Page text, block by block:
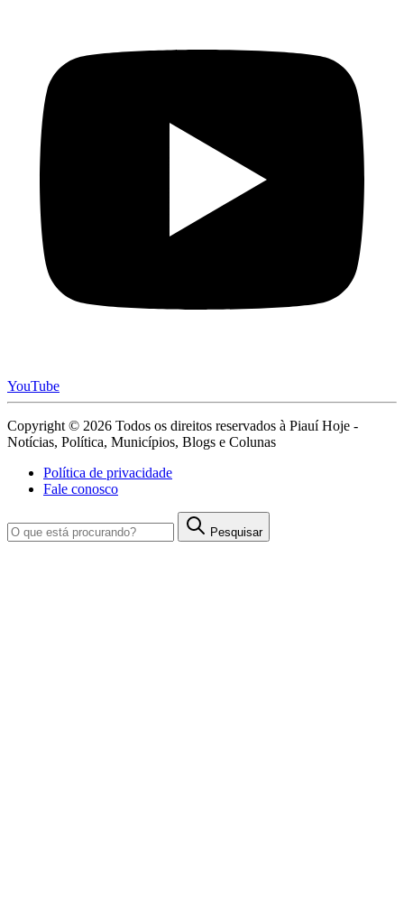
YouTube
Copyright © 2026 Todos os direitos reservados à Piauí Hoje -
Notícias, Política, Municípios, Blogs e Colunas
Política de privacidade
Fale conosco
Pesquisar